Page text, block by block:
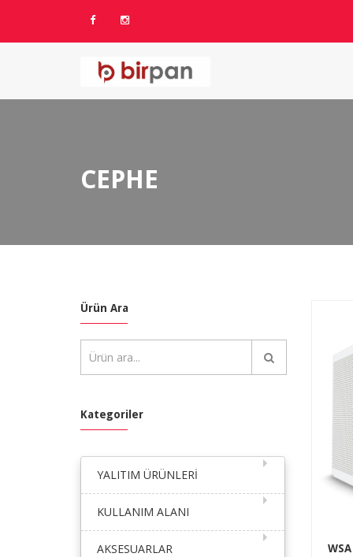
CEPHE
Ürün Ara
Kategoriler
YALITIM ÜRÜNLERİ
KULLANIM ALANI
AKSESUARLAR